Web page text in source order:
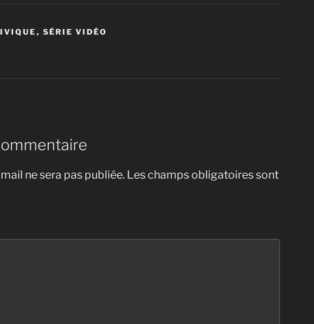
, SÉRIE VIDÉO
ne sera pas publiée. Les champs obligatoires sont